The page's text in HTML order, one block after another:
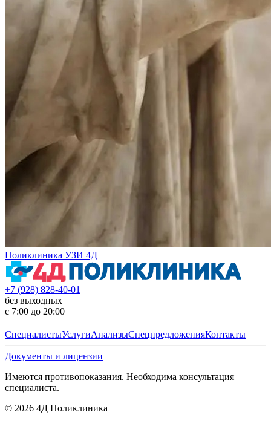
Поликлиника УЗИ 4Д
+7 (928) 828-40-01
без выходных
с 7:00 до 20:00
СпециалистыУслугиАнализыСпецпредложенияКонтакты
Документы и лицензии
Имеются противопоказания. Необходима консультация
специалиста.
© 2026 4Д Поликлиника